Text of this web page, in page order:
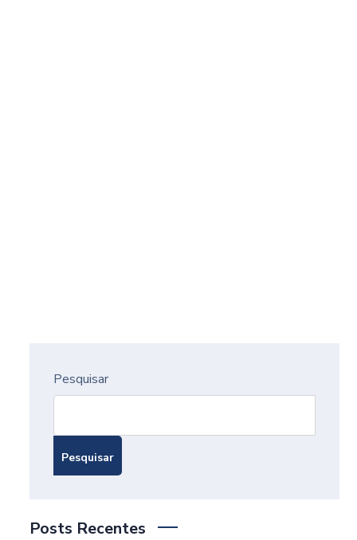
Pesquisar
Pesquisar
Posts Recentes